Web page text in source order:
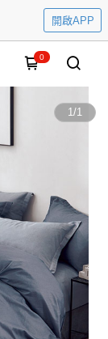
開啟APP
0
1/1